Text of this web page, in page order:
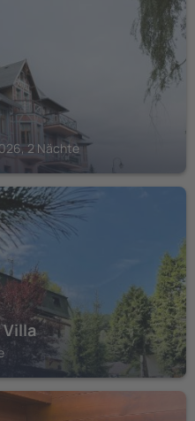
2 Nächte
Villa